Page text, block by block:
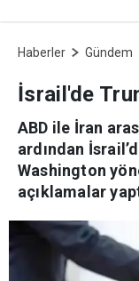
Haberler Gündem
İsrail'de
ABD ile İran
ardından
Washington
açıklamalar